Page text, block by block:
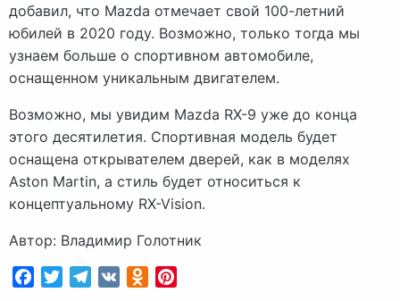
добавил, что Mazda отмечает свой 100-летний
юбилей в 2020 году. Возможно, только тогда мы
узнаем больше о спортивном автомобиле,
оснащенном уникальным двигателем.
Возможно, мы увидим Mazda RX-9 уже до конца
этого десятилетия. Спортивная модель будет
оснащена открывателем дверей, как в моделях
Aston Martin, а стиль будет относиться к
концептуальному RX-Vision.
Автор: Владимир Голотник
FacebookTwitterTelegram
VK Odnoklassniki